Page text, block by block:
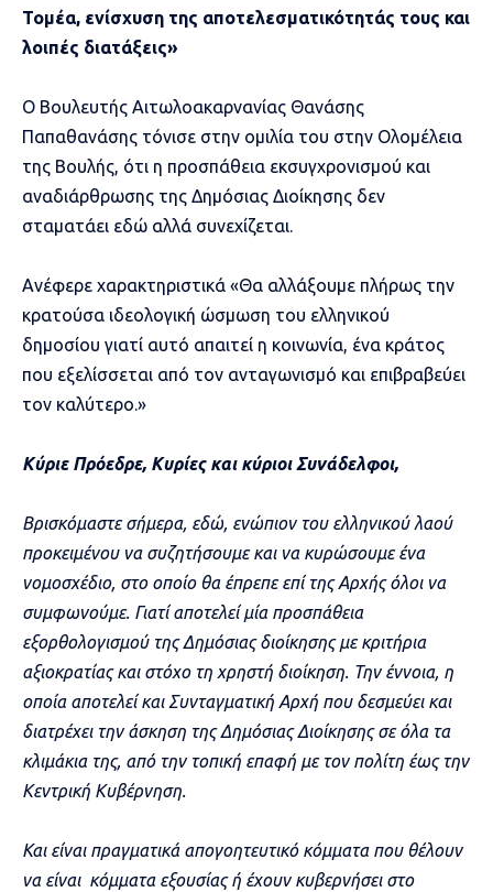
Τομέα, ενίσχυση της αποτελεσματικότητάς τους και
λοιπές διατάξεις»
Ο Βουλευτής Αιτωλοακαρνανίας Θανάσης
Παπαθανάσης τόνισε στην ομιλία του στην Ολομέλεια
της Βουλής, ότι η προσπάθεια εκσυγχρονισμού και
αναδιάρθρωσης της Δημόσιας Διοίκησης δεν
σταματάει εδώ αλλά συνεχίζεται.
Ανέφερε χαρακτηριστικά «Θα αλλάξουμε πλήρως την
κρατούσα ιδεολογική ώσμωση του ελληνικού
δημοσίου γιατί αυτό απαιτεί η κοινωνία, ένα κράτος
που εξελίσσεται από τον ανταγωνισμό και επιβραβεύει
τον καλύτερο.»
Κύριε Πρόεδρε, Κυρίες και κύριοι Συνάδελφοι,
Βρισκόμαστε σήμερα, εδώ, ενώπιον του ελληνικού λαού
προκειμένου να συζητήσουμε και να κυρώσουμε ένα
νομοσχέδιο, στο οποίο θα έπρεπε επί της Αρχής όλοι να
συμφωνούμε. Γιατί αποτελεί μία προσπάθεια
εξορθολογισμού της Δημόσιας διοίκησης με κριτήρια
αξιοκρατίας και στόχο τη χρηστή διοίκηση. Την έννοια, η
οποία αποτελεί και Συνταγματική Αρχή που δεσμεύει και
διατρέχει την άσκηση της Δημόσιας Διοίκησης σε όλα τα
κλιμάκια της, από την τοπική επαφή με τον πολίτη έως την
Κεντρική Κυβέρνηση.
Και είναι πραγματικά απογοητευτικό κόμματα που θέλουν
να είναι κόμματα εξουσίας ή έχουν κυβερνήσει στο